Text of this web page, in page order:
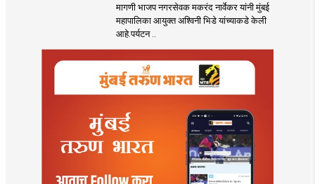
आयुक्तांना पत्र
मागणी भाजप नगरसेवक मकरंद नार्वेकर यांनी मुंबई
महापालिका आयुक्त अश्विनी भिडे यांच्याकडे केली
आहे.पर्यटन ..